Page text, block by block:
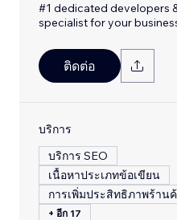
#1 dedicated developers
specialist for your
ติดต่อ
บริการ
บริการ SEO
เนื้อหาประเภทข้อเขียน
การเพิ่มประสิทธิภาพร้าน
+ อีก 17